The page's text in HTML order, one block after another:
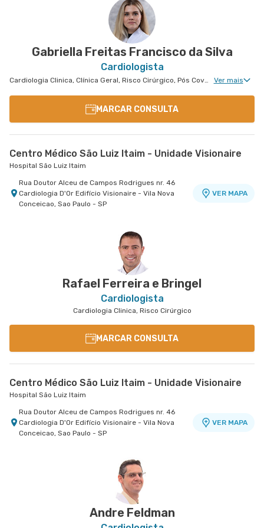
Gabriella Freitas Francisco da Silva
Cardiologista
Cardiologia Clinica, Clínica Geral, Risco Cirúrgico, Pós Covid, Tratamento de Insuficiência Cardíaca Ver mais
MARCAR CONSULTA
Centro Médico São Luiz Itaim - Unidade Visionaire
Hospital São Luiz Itaim
Rua Doutor Alceu de Campos Rodrigues nr. 46
Cardiologia D'Or Edifício Visionaire - Vila Nova
Conceicao, Sao Paulo - SP
VER MAPA
Rafael Ferreira e Bringel
Cardiologista
Cardiologia Clinica, Risco Cirúrgico
MARCAR CONSULTA
Centro Médico São Luiz Itaim - Unidade Visionaire
Hospital São Luiz Itaim
Rua Doutor Alceu de Campos Rodrigues nr. 46
Cardiologia D'Or Edifício Visionaire - Vila Nova
Conceicao, Sao Paulo - SP
VER MAPA
Andre Feldman